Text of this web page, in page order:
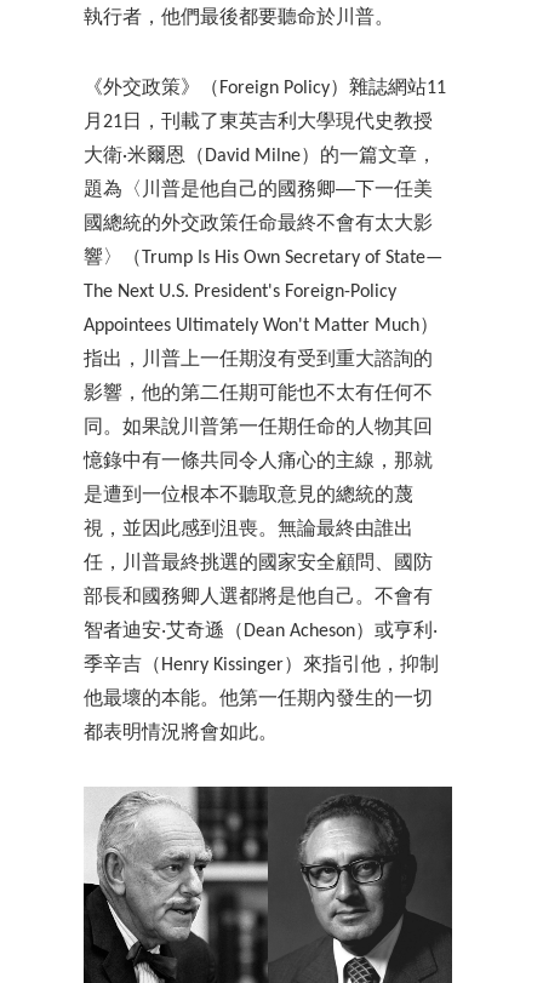
執行者，他們最後都要聽命於川普。
《外交政策》（Foreign Policy）雜誌網站11
月21日，刊載了東英吉利大學現代史教授
大衛·米爾恩（David Milne）的一篇文章，
題為〈川普是他自己的國務卿──下一任美
國總統的外交政策任命最終不會有太大影
響〉（Trump Is His Own Secretary of State—
The Next U.S. President's Foreign-Policy
Appointees Ultimately Won't Matter Much）
指出，川普上一任期沒有受到重大諮詢的
影響，他的第二任期可能也不太有任何不
同。如果說川普第一任期任命的人物其回
憶錄中有一條共同令人痛心的主線，那就
是遭到一位根本不聽取意見的總統的蔑
視，並因此感到沮喪。無論最終由誰出
任，川普最終挑選的國家安全顧問、國防
部長和國務卿人選都將是他自己。不會有
智者迪安‧艾奇遜（Dean Acheson）或亨利‧
季辛吉（Henry Kissinger）來指引他，抑制
他最壞的本能。他第一任期內發生的一切
都表明情況將會如此。